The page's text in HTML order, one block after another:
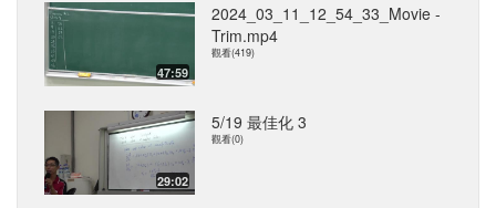
47:59
2024_03_11_12_54_33_Movie -
Trim.mp4
觀看(419)
29:02
5/19 最佳化 3
觀看(0)